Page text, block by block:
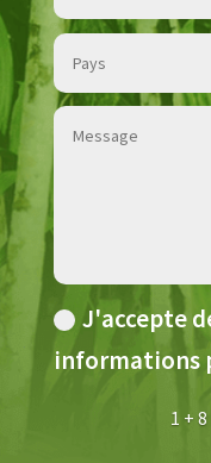
J'accepte
informations
1 + 8